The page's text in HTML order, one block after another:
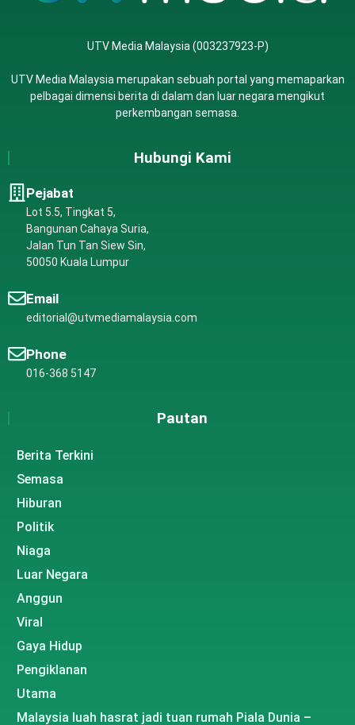
UTV Media Malaysia (003237923-P)
UTV Media Malaysia merupakan sebuah portal yang memaparkan
pelbagai dimensi berita di dalam dan luar negara mengikut
perkembangan semasa.
Hubungi Kami
Pejabat
Lot 5.5, Tingkat 5,
Bangunan Cahaya Suria,
Jalan Tun Tan Siew Sin,
50050 Kuala Lumpur
Email
editorial@utvmediamalaysia.com
Phone
016-368 5147
Pautan
Berita Terkini
Semasa
Hiburan
Politik
Niaga
Luar Negara
Anggun
Viral
Gaya Hidup
Pengiklanan
Utama
Malaysia luah hasrat jadi tuan rumah Piala Dunia –